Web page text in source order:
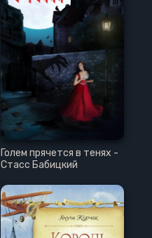
Голем прячется в тенях -
Стасс Бабицкий